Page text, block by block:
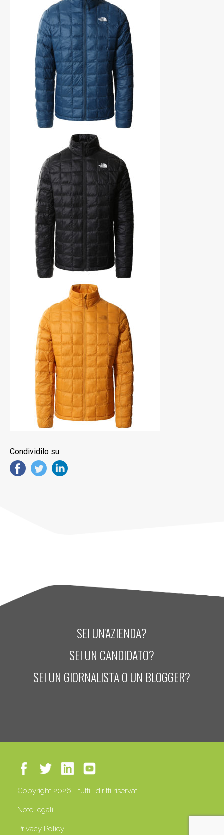
Condividilo su:
SEI UN'AZIENDA?
SEI UN CANDIDATO?
SEI UN GIORNALISTA O UN BLOGGER?
Copyright 2026 - tutti i diritti riservati
Note legali
Privacy Policy